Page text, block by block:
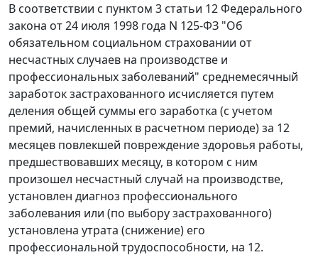
В соответствии с пунктом 3 статьи 12Федерального
закона от 24 июля 1998 года N 125-ФЗ "Об
обязательном социальном страховании от
несчастных случаев на производстве и
профессиональных заболеваний" среднемесячный
заработок застрахованного исчисляется путем
деления общей суммы его заработка (с учетом
премий, начисленных в расчетном периоде) за 12
месяцев повлекшей повреждение здоровья работы,
предшествовавших месяцу, в котором с ним
произошел несчастный случай на производстве,
установлен диагноз профессионального
заболевания или (по выбору застрахованного)
установлена утрата (снижение) его
профессиональной трудоспособности, на 12.